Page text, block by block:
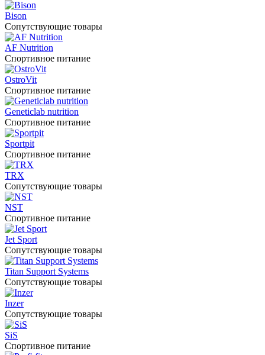
Bison
Сопутствующие товары
AF Nutrition
Спортивное питание
OstroVit
Спортивное питание
Geneticlab nutrition
Спортивное питание
Sportpit
Спортивное питание
TRX
Сопутствующие товары
NST
Спортивное питание
Jet Sport
Сопутствующие товары
Titan Support Systems
Сопутствующие товары
Inzer
Сопутствующие товары
SiS
Спортивное питание